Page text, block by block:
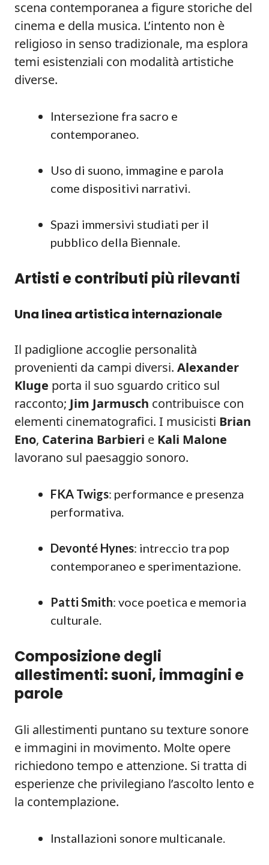
scena contemporanea a figure storiche del
cinema e della musica. L’intento non è
religioso in senso tradizionale, ma esplora
temi esistenziali con modalità artistiche
diverse.
Intersezione fra sacro e
contemporaneo.
Uso di suono, immagine e parola
come dispositivi narrativi.
Spazi immersivi studiati per il
pubblico della Biennale.
Artisti e contributi più rilevanti
Una linea artistica internazionale
Il padiglione accoglie personalità
provenienti da campi diversi. Alexander
Kluge porta il suo sguardo critico sul
racconto; Jim Jarmusch contribuisce con
elementi cinematografici. I musicisti Brian
Eno, Caterina Barbieri e Kali Malone
lavorano sul paesaggio sonoro.
FKA Twigs: performance e presenza
performativa.
Devonté Hynes: intreccio tra pop
contemporaneo e sperimentazione.
Patti Smith: voce poetica e memoria
culturale.
Composizione degli
allestimenti: suoni, immagini e
parole
Gli allestimenti puntano su texture sonore
e immagini in movimento. Molte opere
richiedono tempo e attenzione. Si tratta di
esperienze che privilegiano l’ascolto lento e
la contemplazione.
Installazioni sonore multicanale.